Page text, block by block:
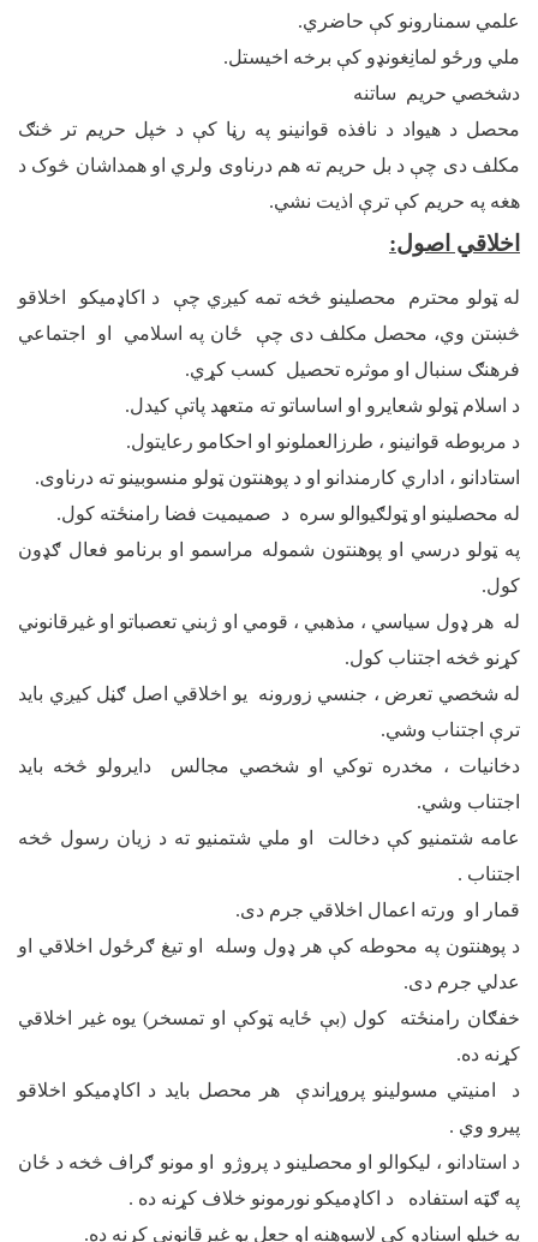
علمي سمنارونو کې حاضري.
ملي ورځو لمانِغونډو کې برخه اخیستل.
دشخصي حریم ساتنه
محصل د هیواد د نافذه قوانینو په رڼا کې د خپل حریم تر څنګ
مکلف دی چې د بل حریم ته هم درناوی ولري او همداشان څوک د
هغه په حریم کې ترې اذیت نشي.
اخلاقي اصول:
له ټولو محترم محصلینو څخه تمه کیږي چې د اکاډمیکو اخلاقو
څښتن وي، محصل مکلف دی چې ځان په اسلامي او اجتماعي
فرهنګ سنبال او موثره تحصیل کسب کړي.
د اسلام ټولو شعایرو او اساساتو ته متعهد پاتې کیدل.
د مربوطه قوانینو ، طرزالعملونو او احکامو رعایتول.
استادانو ، اداري کارمندانو او د پوهنتون ټولو منسوبینو ته درناوی.
له محصلینو او ټولګیوالو سره د صمیمیت فضا رامنځته کول.
په ټولو درسي او پوهنتون شموله مراسمو او برنامو فعال ګډون
کول.
له هر ډول سیاسي ، مذهبي ، قومي او ژبني تعصباتو او غیرقانوني
کړنو څخه اجتناب کول.
له شخصي تعرض ، جنسي زورونه یو اخلاقي اصل ګڼل کیږي باید
ترې اجتناب وشي.
دخانیات ، مخدره توکي او شخصي مجالس دایرولو څخه باید
اجتناب وشي.
عامه شتمنیو کې دخالت او ملي شتمنیو ته د زیان رسول څخه
اجتناب .
قمار او ورته اعمال اخلاقي جرم دی.
د پوهنتون په محوطه کې هر ډول وسله او تیغ ګرځول اخلاقي او
عدلي جرم دی.
خفګان رامنځته کول (بې ځایه ټوکې او تمسخر) یوه غیر اخلاقي
کړنه ده.
د امنیتي مسولینو پروړاندې هر محصل باید د اکاډمیکو اخلاقو
پیرو وي .
د استادانو ، لیکوالو او محصلینو د پروژو او مونو ګراف څخه د ځان
په ګټه استفاده د اکاډمیکو نورمونو خلاف کړنه ده .
په خپلو اسنادو کې لاسوهنه او جعل یو غیرقانوني کړنه ده.